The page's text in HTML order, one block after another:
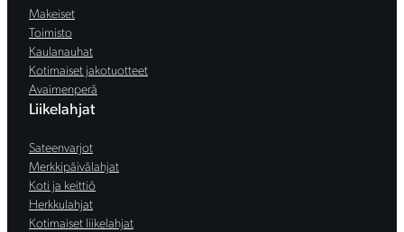
Makeiset
Toimisto
Kaulanauhat
Kotimaiset jakotuotteet
Avaimenperä
Liikelahjat
Sateenvarjot
Merkkipäivälahjat
Koti ja keittiö
Herkkulahjat
Kotimaiset liikelahjat